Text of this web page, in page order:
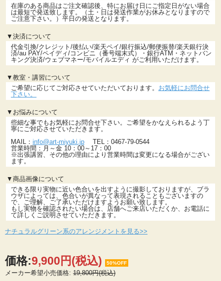
在庫のある商品はご注文確認後、特にお届け日にご指定日がない場合
は最短で発送致します。（土・日は発送作業がお休みとなりますので
ご注意下さい。）平日の発送となります。
▼決済について
代金引換/クレジット/後払い/楽天ペイ/銀行振込/郵便振替/楽天銀行決
済/au PAY/ペイディ/コンビニ（番号端末式）・銀行ATM・ネットバン
キング決済/ウェブマネー/モバイルエディ がご利用いただけます。
▼教室・講習について
ご希望に応じてご対応させていただいております。 お気軽にお問合せ
下さい。
▼お悩みについて
些細な事でもお気軽にお問合せ下さい。ご希望をかなえられるよう丁
寧にご対応させていただきます。
MAIL： info@art-miyuki.jp TEL：0467-79-0544
営業時間：月～金 10：00～17：00
※出張講習、その他の理由により営業時間は変更になる場合がござい
ます。
▼商品画像について
できる限り実物に近い色合いを出すように撮影しておりますが、ブラ
ウザによっては、色合いが異なって表現されることもございますの
で、ご理解、ご了承いただけますようお願い致します。
もし実物を確認されたい場合は、店舗へご来店いただくか、お電話に
て詳しくご説明させていただきます。
ナチュラルグリーン系のアレンジメントを見る>>
価格:9,900円(税込) 50%OFF
メーカー希望小売価格: 19,800円(税込)